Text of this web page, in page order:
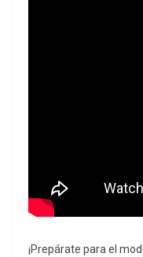
¡Prepárate para el